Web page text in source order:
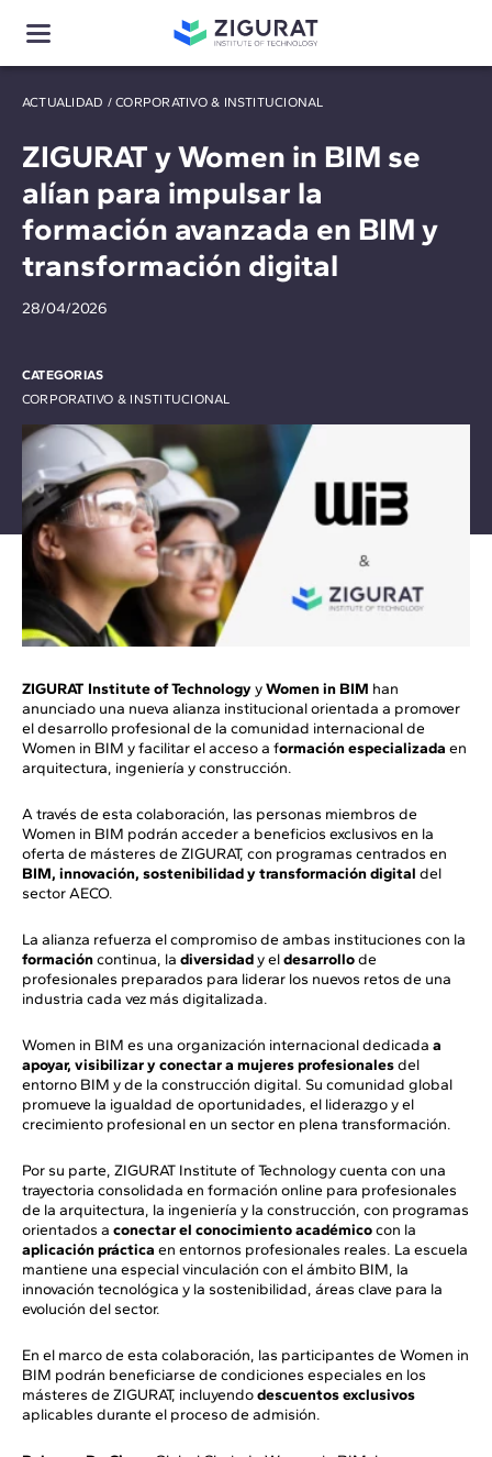
ACTUALIDAD /CORPORATIVO & INSTITUCIONAL
ZIGURAT y Women in BIM se
alían para impulsar la
formación avanzada en BIM y
transformación digital
28/04/2026
CATEGORIAS
CORPORATIVO & INSTITUCIONAL
ZIGURAT Institute of TechnologyyWomen in BIM han
anunciado una nueva alianza institucional orientada a promover
el desarrollo profesional de la comunidad internacional de
Women in BIM y facilitar el acceso a formación especializada en
arquitectura, ingeniería y construcción.
A través de esta colaboración, las personas miembros de
Women in BIM podrán acceder a beneficios exclusivos en la
oferta de másteres de ZIGURAT, con programas centrados en
BIM, innovación, sostenibilidad y transformación digital del
sector AECO.
La alianza refuerza el compromiso de ambas instituciones con la
formacióncontinua, la diversidady eldesarrollode
profesionales preparados para liderar los nuevos retos de una
industria cada vez más digitalizada.
Women in BIM es una organización internacional dedicada a
apoyar, visibilizar y conectar a mujeres profesionalesdel
entorno BIM y de la construcción digital. Su comunidad global
promueve la igualdad de oportunidades, el liderazgo y el
crecimiento profesional en un sector en plena transformación.
Por su parte, ZIGURAT Institute of Technology cuenta con una
trayectoria consolidada en formación online para profesionales
de la arquitectura, la ingeniería y la construcción, con programas
orientados a conectar el conocimiento académicocon la
aplicación práctica en entornos profesionales reales. La escuela
mantiene una especial vinculación con el ámbito BIM, la
innovación tecnológica y la sostenibilidad, áreas clave para la
evolución del sector.
En el marco de esta colaboración, las participantes de Women in
BIM podrán beneficiarse de condiciones especiales en los
másteres de ZIGURAT, incluyendodescuentos exclusivos
aplicables durante el proceso de admisión.